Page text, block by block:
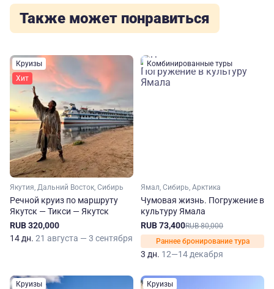
Также может понравиться
Круизы
Хит
Якутия, Дальний Восток, Сибирь
Речной круиз по маршруту
Якутск — Тикси — Якутск
RUB 320,000
14 дн. 21 августа — 3 сентября
Комбинированные туры
Ямал, Сибирь, Арктика
Чумовая жизнь. Погружение в
культуру Ямала
RUB 73,400RUB 80,000
Раннее бронирование тура
3 дн. 12—14 декабря
Круизы Круизы